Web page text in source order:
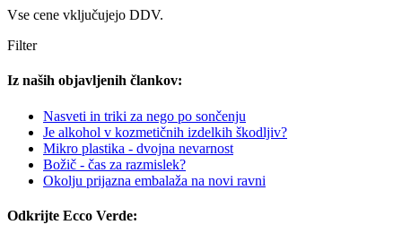
Vse cene vključujejo DDV.
Filter
Iz naših objavljenih člankov:
Nasveti in triki za nego po sončenju
Je alkohol v kozmetičnih izdelkih škodljiv?
Mikro plastika - dvojna nevarnost
Božič - čas za razmislek?
Okolju prijazna embalaža na novi ravni
Odkrijte Ecco Verde: